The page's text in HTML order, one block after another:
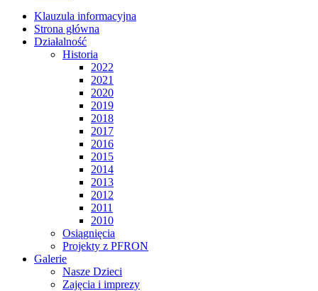
Klauzula informacyjna
Strona główna
Działalność
Historia
2022
2021
2020
2019
2018
2017
2016
2015
2014
2013
2012
2011
2010
Osiągnięcia
Projekty z PFRON
Galerie
Nasze Dzieci
Zajęcia i imprezy